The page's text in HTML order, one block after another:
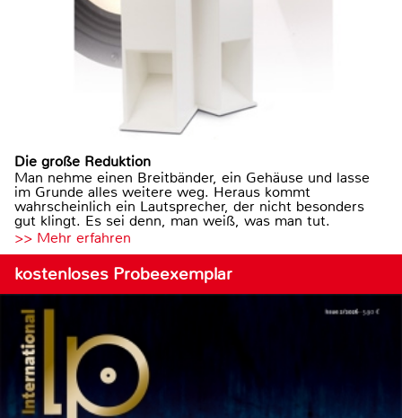
Die große Reduktion
Man nehme einen Breitbänder, ein Gehäuse und lasse
im Grunde alles weitere weg. Heraus kommt
wahrscheinlich ein Lautsprecher, der nicht besonders
gut klingt. Es sei denn, man weiß, was man tut.
>> Mehr erfahren
kostenloses Probeexemplar